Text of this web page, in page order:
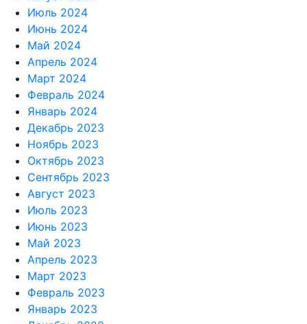
Июль 2024
Июнь 2024
Май 2024
Апрель 2024
Март 2024
Февраль 2024
Январь 2024
Декабрь 2023
Ноябрь 2023
Октябрь 2023
Сентябрь 2023
Август 2023
Июль 2023
Июнь 2023
Май 2023
Апрель 2023
Март 2023
Февраль 2023
Январь 2023